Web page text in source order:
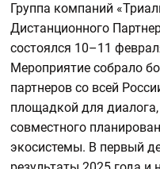
Группа компаний
Дистанционного
состоялся 10–11
Мероприятие собрало
партнеров со всей
площадкой для
совместного
экосистемы. В первый